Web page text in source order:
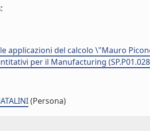
applicazioni del calcolo \"Mauro
per il Manufacturing
(Persona)